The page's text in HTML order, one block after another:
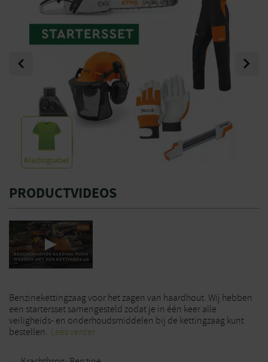
Kledingtabel
Previous Next
PRODUCTVIDEOS
Benzinekettingzaag voor het zagen van haardhout. Wij hebben
een startersset samengesteld zodat je in één keer alle
veiligheids- en onderhoudsmiddelen bij de kettingzaag kunt
bestellen. Lees verder